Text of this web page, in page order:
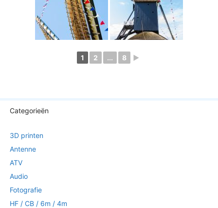
1 2 ... 8 ►
Categorieën
3D printen
Antenne
ATV
Audio
Fotografie
HF / CB / 6m / 4m